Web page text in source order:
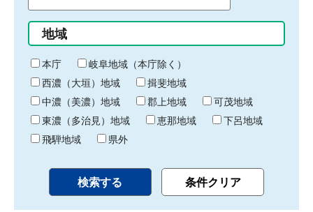
始
り
間
終
わ
り
地域
本庁
岐阜地域（本庁除く）
西濃（大垣）地域
揖斐地域
中濃（美濃）地域
郡上地域
可茂地域
東濃（多治見）地域
恵那地域
下呂地域
飛騨地域
県外